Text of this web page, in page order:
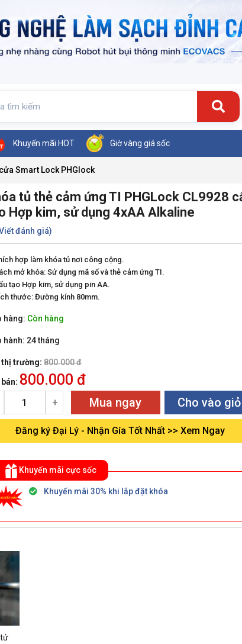
Khuyến mãi HOT Giờ vàng giá sốc
Smart Lock PHGlock
tủ thẻ cảm ứng TI PHGLock CL9928
Hợp kim, sử dụng 4xAA Alkaline
đánh giá)
hợp làm khóa tủ nơi công cộng.
mở khóa: Sử dụng mã số và thẻ cảm ứng TI.
tạo Hợp kim, sử dụng pin AA.
thước: Đường kính 80mm.
hàng: Còn hàng
hành: 24 tháng
thị trường: 800.000 đ
800.000 đ
+ Mua ngay Cho vào giỏ
Đăng ký Đại Lý - Nhận Gía Tốt Nhất >> Xem Ngay
Khuyến mãi cực sốc
Khuyến mãi 30% khi lắp đặt khóa